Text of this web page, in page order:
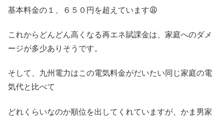
基本料金の１、６５０円を超えています😩
これからどんどん高くなる再エネ賦課金は、家庭へのダメ
ージが多少ありそうです。
そして、九州電力はこの電気料金がだいたい同じ家庭の電
気代と比べて
どれくらいなのか順位を出してくれていますが、かま男家